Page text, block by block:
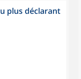
plus déclarant